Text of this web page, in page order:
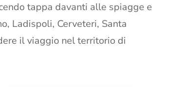
tappa davanti alle spiagge e
Ladispoli, Cerveteri, Santa
il viaggio nel territorio di